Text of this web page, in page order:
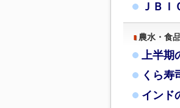
ＪＢ
農水・食
上半期
くら寿
インド